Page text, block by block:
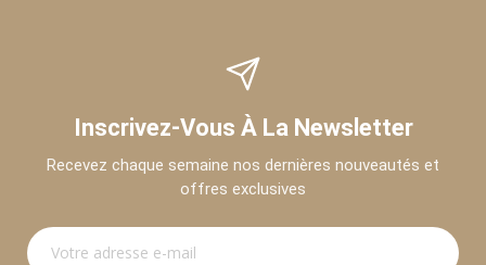
Inscrivez-Vous À La Newsletter
Recevez chaque semaine nos dernières nouveautés et
offres exclusives